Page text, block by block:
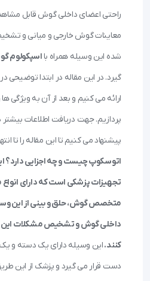
راحتی اعضای داخلی گوش قابل
معاینات گوش خارجی و میانی و
شده این وسیله همراه با اسپکولوم
گیرد. در این مقاله در ابتدا توضیحی
ارائه می کنیم و بعد از آن به ویژگی
پردازیم. جهت دریافت اطلاعات بیشتر
پیشنهاد می کنیم تا این مقاله را تا
اتوسکوپ چیست و چه اجزایی دارد؟
تجهیزات پزشکی است که دارای
متخصص گوش، حلق و بینی از این
داخلی گوش و تشخیص مشکلات این
کنند.این وسیله دارای یک دسته و
دست قرار می گیرد و پزشک از این